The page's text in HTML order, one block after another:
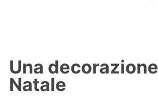
Una
Natale